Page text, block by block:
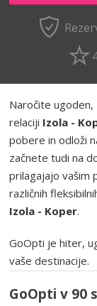
Naročite
relaciji Izola -
pobere in odloži
začnete tudi na
prilagajajo vašim
različnih
Izola - Koper.
GoOpti je hiter,
vaše destinacije.
GoOpti v 90